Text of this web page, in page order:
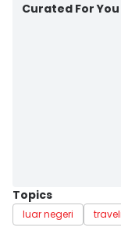
Curated For You
Topics
luar negeri